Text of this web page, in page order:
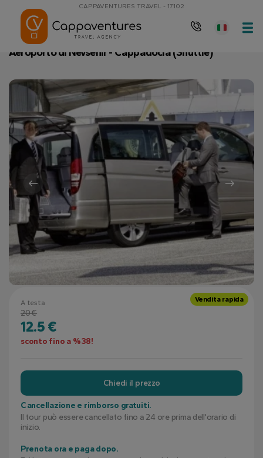
CAPPAVENTURES TRAVEL - 17102
Pagina principale
Aeroporto di Nevsehir - Cappadocia (Shuttle)
A testa
20 €
12.5 €
sconto fino a %38!
Vendita rapida
Chiedi il prezzo
Cancellazione e rimborso gratuiti.
Il tour può essere cancellato fino a 24 ore prima dell'orario di
inizio.
Prenota ora e paga dopo.